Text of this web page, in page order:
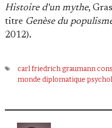
Histoire d'un mythe,
titre Genèse du
2012).
carl friedrich graumann
monde diplomatique